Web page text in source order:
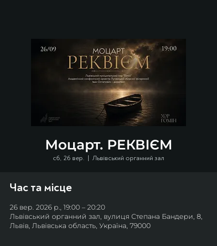
Моцарт. РЕКВІЄМ
сб, 26 вер.
  |
Львівський органний зал
Час та місце
26 вер. 2026 р., 19:00 – 20:20
Львівський органний зал, вулиця Степана Бандери, 8,
Львів, Львівська область, Україна, 79000